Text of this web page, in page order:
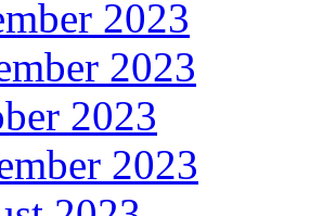
2023
2023
2023
2023